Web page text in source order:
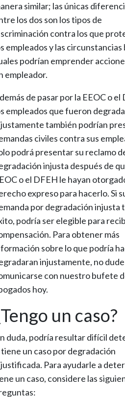
similar; las únicas
los dos son los tipos de
contra los que
empleados y las circunstancias
podrían emprender
empleador.
de pasar por la EEOC o el
empleados que fueron
también podrían
civiles contra sus
podrá presentar su reclamo
injusta después de
o el DFEH le hayan
expreso para hacerlo. Si
por degradación injusta
podría ser elegible para
Para obtener más
sobre lo que podría
injustamente, no
con nuestro bufete
hoy.
un caso?
duda, podría resultar difícil
tiene un caso por degradación
Para ayudarle a
un caso, considere las